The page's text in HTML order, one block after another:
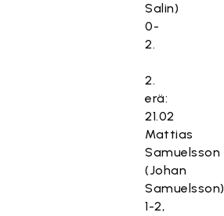
Salin)
0-
2.
2.
erä:
21.02
Mattias
Samuelsson
(Johan
Samuelsson)
1-2,